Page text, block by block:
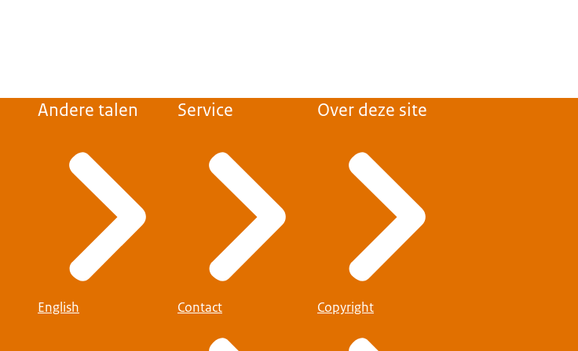
Andere talen
English
Service
Contact
Over deze site
Copyright